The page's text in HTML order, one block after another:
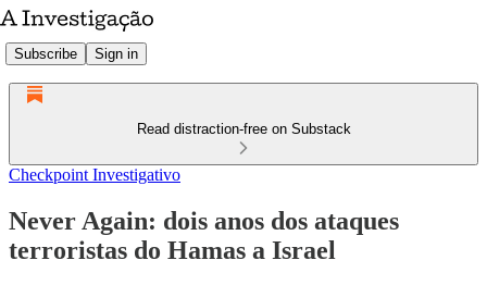
Subscribe Sign in
Read distraction-free on Substack
Checkpoint Investigativo
Never Again: dois anos dos ataques
terroristas do Hamas a Israel